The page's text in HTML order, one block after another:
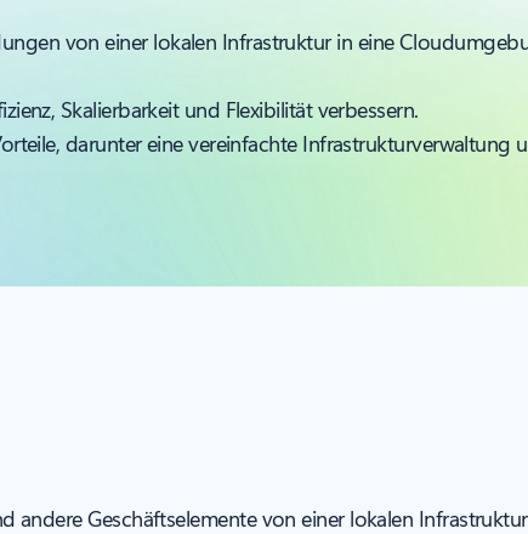
von einer lokalen Infrastruktur in eine
Skalierbarkeit und Flexibilität verbessern.
darunter eine vereinfachte Infrastrukturverwaltung
andere Geschäftselemente von einer lokalen